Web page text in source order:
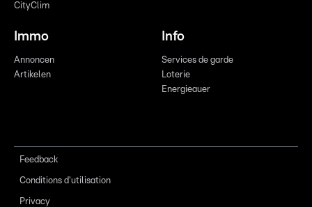
CityClim
Immo
Annoncen
Artikelen
Info
Services de garde
Loterie
Energieauer
Feedback
Conditions d'utilisation
Privacy